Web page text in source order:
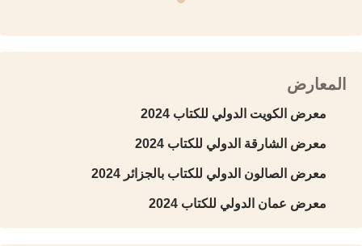
المعارض
معرض الكويت الدولي للكتاب 2024
معرض الشارقة الدولي للكتاب 2024
معرض الصالون الدولي للكتاب بالجزائر 2024
معرض عمان الدولي للكتاب 2024